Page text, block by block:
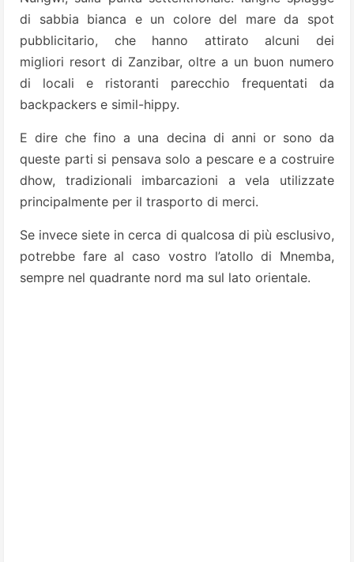
di sabbia bianca e un colore del mare da spot
pubblicitario, che hanno attirato alcuni dei
migliori resort di Zanzibar, oltre a un buon numero
di locali e ristoranti parecchio frequentati da
backpackers e simil-hippy.
E dire che fino a una decina di anni or sono da
queste parti si pensava solo a pescare e a costruire
dhow, tradizionali imbarcazioni a vela utilizzate
principalmente per il trasporto di merci.
Se invece siete in cerca di qualcosa di più esclusivo,
potrebbe fare al caso vostro l’atollo di Mnemba,
sempre nel quadrante nord ma sul lato orientale.